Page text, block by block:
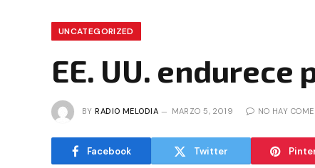
UNCATEGORIZED
EE. UU.
BY RADIO MELODIA MARZO 5, 2019 NO HAY
Facebook Twitter